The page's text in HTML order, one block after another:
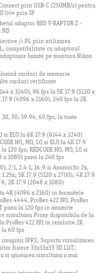
prin USB-C (250MB/s) pentru
live prin IP
adaptor RED V-RAPTOR Z -
/i PL prin utilizarea
compatibilitate cu adaptorul
bazate pe montura Nikon
carduri de memorie
carduri certificate
x 3240), 96 fps la 5K 17:9 (5120 x
(4096 x 2160), 240 fps la 2K
30, 50, 59.94, 60 fps, la toate
si ELQ la 6K 17:9 (6144 x 3240)
HQ, MQ, LQ si ELQ la 4K 17:9
120 fps; REDCODE HQ, MQ, LQ si
x 1080) pana la 240 fps
2:1, 2.4:1, 16:9 si Anamorfic 2x,
5K 17:9 (5120 x 2700); 4K 17:9
2K 17:9 (2048 x 1080)
4K (4096 x 2160) in formatele
4444, ProRes 422 HQ, ProRes
pana la 120 fps in anumite
simultana Proxy disponibila de la
ProRes 422 HQ in rezolutie 2K
60 fps
imaginii IPP2; Suporta vizualizarea
fisiere 33x33x33 3D LUT;
si ajustarea simultana a mai